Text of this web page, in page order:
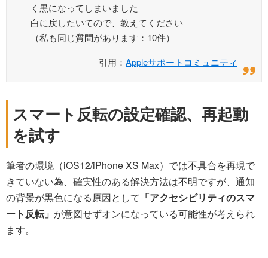
く黒になってしまいました
白に戻したいてので、教えてください
（私も同じ質問があります：10件）
引用： Appleサポートコミュニティ
スマート反転の設定確認、再起動
を試す
筆者の環境（iOS12/iPhone XS Max）では不具合を再現で
きていない為、確実性のある解決方法は不明ですが、通知
の背景が黒色になる原因として 「アクセシビリティのスマ
ート反転」 が意図せずオンになっている可能性が考えられ
ます。